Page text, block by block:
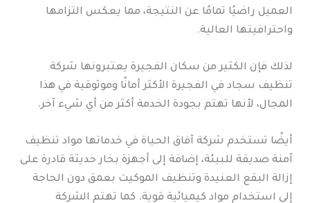
العميل راضيًا تمامًا عن النتيجة، مما يعكس التزامها
واحترافيتها العالية.
لذلك فإن الكثير من سكان الفجيرة يعتبرونها شركة
تنظيف سجاد في الفجيرة الأكثر أمانًا وموثوقية في هذا
المجال، لأنها تهتم بجودة الخدمة أكثر من أي شيء آخر.
أيضًا تستخدم شركة آفاق الحياة في خدماتها مواد تنظيف
آمنة صديقة للبيئة، إضافة إلى أجهزة بخار حديثة قادرة على
إزالة البقع العنيدة وتنظيف الموكيت بعمق دون الحاجة
إلى استخدام مواد كيميائية قوية. كما تهتم الشركة